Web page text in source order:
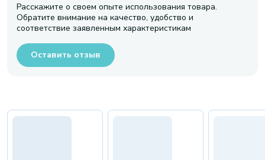
Расскажите о своем опыте использования товара.
Обратите внимание на качество, удобство и
соответствие заявленным характеристикам
Оставить отзыв